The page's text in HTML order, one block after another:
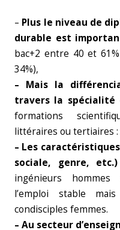
– Plus le niveau de
durable est
bac+2 entre 40 et
34%),
– Mais la
travers la spécialité
formations
littéraires ou tertiaires :
– Les
sociale, genre, etc.)
ingénieurs hommes
l’emploi stable
condisciples femmes.
– Au secteur